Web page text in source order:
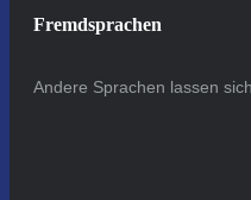
Fremdsprachen
Andere Sprachen lassen